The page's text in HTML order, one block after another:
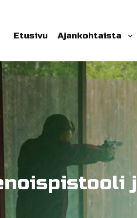
Etusivu Ajankohtaista